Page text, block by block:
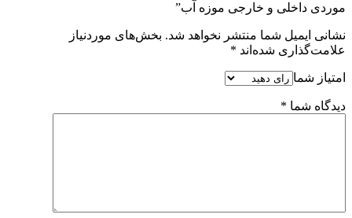
موردی داخلی و خارجی موزه آب”
نشانی ایمیل شما منتشر نخواهد شد. بخش‌های موردنیاز
علامت‌گذاری شده‌اند *
امتیاز شما
دیدگاه شما *